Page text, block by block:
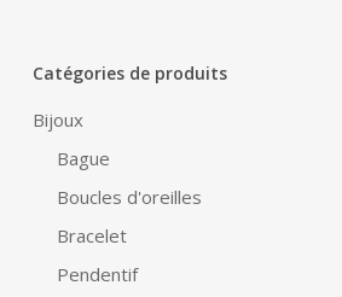
Catégories de produits
Bijoux
Bague
Boucles d'oreilles
Bracelet
Pendentif